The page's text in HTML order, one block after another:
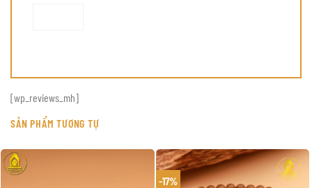
[wp_reviews_mh]
SẢN PHẨM TƯƠNG TỰ
-17%